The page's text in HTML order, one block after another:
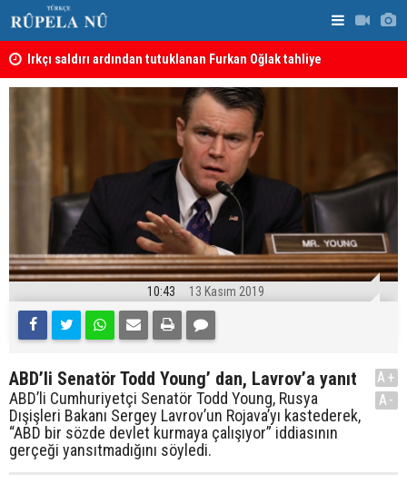
Irkçı saldırı ardından tutuklanan Furkan Oğlak tahliye
edildi
10:43 13 Kasım 2019
ABD’li Senatör Todd Young’ dan, Lavrov’a yanıt
ABD’li Cumhuriyetçi Senatör Todd Young, Rusya
Dışişleri Bakanı Sergey Lavrov’un Rojava’yı kastederek,
“ABD bir sözde devlet kurmaya çalışıyor” iddiasının
gerçeği yansıtmadığını söyledi.
A+
A-